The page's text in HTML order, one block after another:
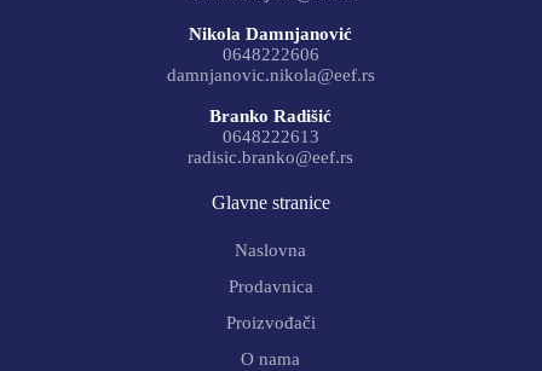
Nikola Damnjanović
0648222606
damnjanovic.nikola@eef.rs
Branko Radišić
0648222613
radisic.branko@eef.rs
Glavne stranice
Naslovna
Prodavnica
Proizvođači
O nama